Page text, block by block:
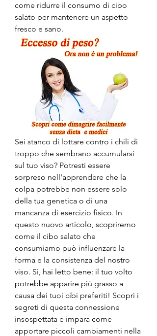
come ridurre il consumo di cibo
salato per mantenere un aspetto
fresco e sano.
Sei stanco di lottare contro i chili di
troppo che sembrano accumularsi
sul tuo viso? Potresti essere
sorpreso nell'apprendere che la
colpa potrebbe non essere solo
della tua genetica o di una
mancanza di esercizio fisico. In
questo nuovo articolo, scopriremo
come il cibo salato che
consumiamo può influenzare la
forma e la consistenza del nostro
viso. Sì, hai letto bene: il tuo volto
potrebbe apparire più grasso a
causa dei tuoi cibi preferiti! Scopri i
segreti di questa connessione
insospettata e impara come
apportare piccoli cambiamenti nella